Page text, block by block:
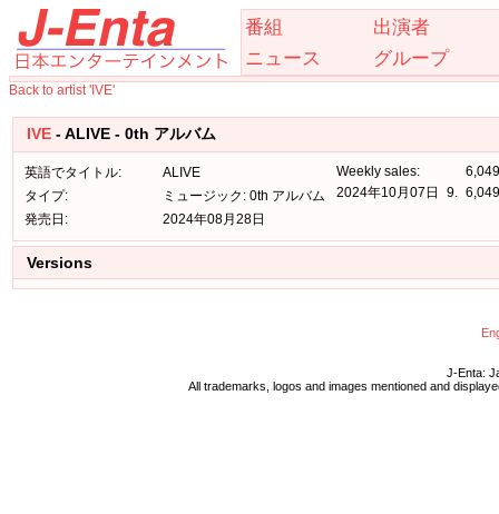
番組
出演者
ニュース
グループ
Back to artist 'IVE'
IVE - ALIVE - 0th アルバム
英語でタイトル:
ALIVE
タイプ:
ミュージック: 0th アルバム
発売日:
2024年08月28日
Weekly sales:
6,049
2024年10月07日
9. 6,049
Versions
J-Enta:
All trademarks, logos and images mentioned and